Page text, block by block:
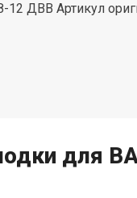
ДВВ Артикул
для